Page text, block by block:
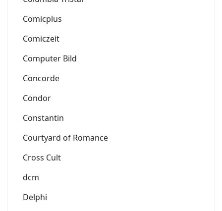
Comicplus
Comiczeit
Computer Bild
Concorde
Condor
Constantin
Courtyard of Romance
Cross Cult
dcm
Delphi